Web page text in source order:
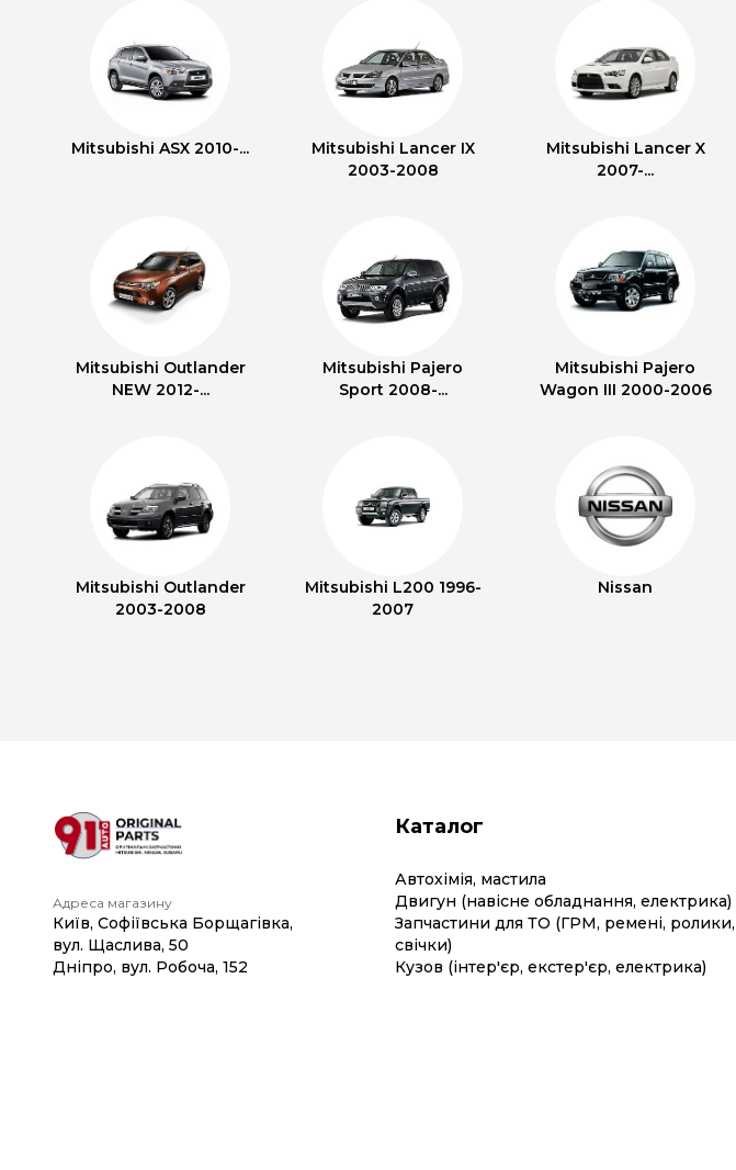
Mitsubishi ASX 2010-...
Mitsubishi Lancer IX
2003-2008
Mitsubishi Lancer X
2007-...
Mitsubishi Outlander
NEW 2012-...
Mitsubishi Pajero
Sport 2008-...
Mitsubishi Pajero
Wagon III 2000-2006
Mitsubishi Outlander
2003-2008
Mitsubishi L200 1996-
2007
Nissan
Адреса магазину
Київ, Софіївська Борщагівка,
вул. Щаслива, 50
Дніпро, вул. Робоча, 152
Каталог
Автохімія, мастила
Двигун (навісне обладнання, електрика)
Запчастини для ТО (ГРМ, ремені, ролики,
свічки)
Кузов (інтер'єр, екстер'єр, електрика)